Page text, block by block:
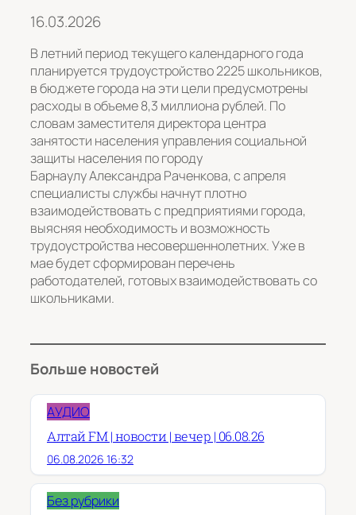
16.03.2026
В летний период текущего календарного года
планируется трудоустройство 2225 школьников,
в бюджете города на эти цели предусмотрены
расходы в объеме 8,3 миллиона рублей. По
словам заместителя директора центра
занятости населения управления социальной
защиты населения по городу
Барнаулу Александра Раченкова, с апреля
специалисты службы начнут плотно
взаимодействовать с предприятиями города,
выясняя необходимость и возможность
трудоустройства несовершеннолетних. Уже в
мае будет сформирован перечень
работодателей, готовых взаимодействовать со
школьниками.
Больше новостей
АУДИО
Алтай FM | новости | вечер | 06.08.26
06.08.2026 16:32
Без рубрики